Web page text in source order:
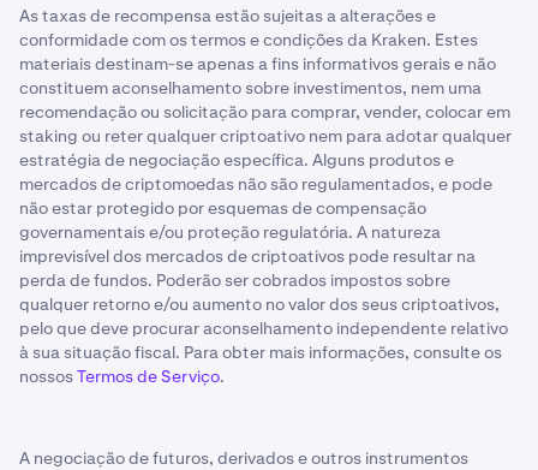
As taxas de recompensa estão sujeitas a alterações e
conformidade com os termos e condições da Kraken. Estes
materiais destinam-se apenas a fins informativos gerais e não
constituem aconselhamento sobre investimentos, nem uma
recomendação ou solicitação para comprar, vender, colocar em
staking ou reter qualquer criptoativo nem para adotar qualquer
estratégia de negociação específica. Alguns produtos e
mercados de criptomoedas não são regulamentados, e pode
não estar protegido por esquemas de compensação
governamentais e/ou proteção regulatória. A natureza
imprevisível dos mercados de criptoativos pode resultar na
perda de fundos. Poderão ser cobrados impostos sobre
qualquer retorno e/ou aumento no valor dos seus criptoativos,
pelo que deve procurar aconselhamento independente relativo
à sua situação fiscal. Para obter mais informações, consulte os
nossosTermos de Serviço.
A negociação de futuros, derivados e outros instrumentos